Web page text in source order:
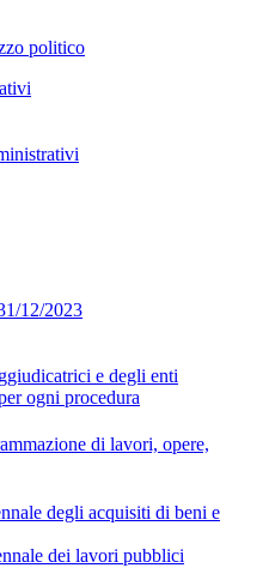
politico
12/2023
e degli enti
ogni procedura
di lavori, opere,
degli acquisiti di beni e
dei lavori pubblici